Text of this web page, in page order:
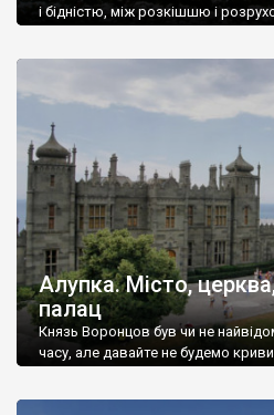
і бідністю, між розкішшю і
Алупка. Місто,
палац
Князь Воронцов був чи не
часу, але давайте не будемо